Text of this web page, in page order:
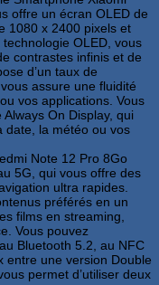
offre un écran OLED de
1080 x 2400 pixels et
OLED, vous
contrastes infinis et de
d’un taux de
assure une fluidité
vos applications. Vous
On Display, qui
date, la météo ou vos
Note 12 Pro 8Go
5G, qui vous offre des
ultra rapides.
préférés en un
films en streaming,
Vous pouvez
Bluetooth 5.2, au NFC
entre une version Double
permet d’utiliser deux